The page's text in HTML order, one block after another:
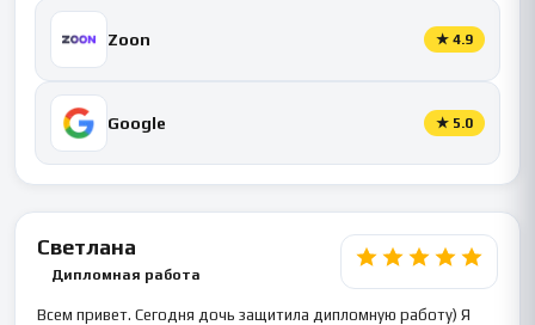
Zoon ★ 4.9
Google ★ 5.0
Светлана
Дипломная работа
Всем привет. Сегодня дочь защитила дипломную работу) Я